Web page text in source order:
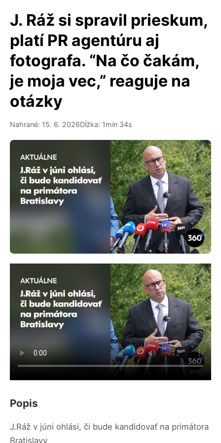
J. Ráž si spravil prieskum,
platí PR agentúru aj
fotografa. “Na čo čakám,
je moja vec,” reaguje na
otázky
Nahrané: 15. 6. 2026Dĺžka: 1min 34s
Popis
J.Ráž v júni ohlási, či bude kandidovať na primátora
Bratislavy